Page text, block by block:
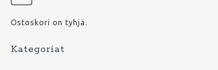
Ostoskori on tyhjä.
Kategoriat